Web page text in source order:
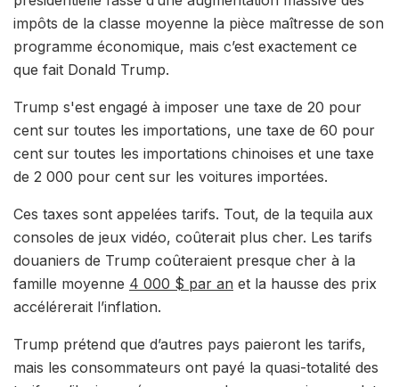
impôts de la classe moyenne la pièce maîtresse de son
programme économique, mais c’est exactement ce
que fait Donald Trump.
Trump s'est engagé à imposer une taxe de 20 pour
cent sur toutes les importations, une taxe de 60 pour
cent sur toutes les importations chinoises et une taxe
de 2 000 pour cent sur les voitures importées.
Ces taxes sont appelées tarifs. Tout, de la tequila aux
consoles de jeux vidéo, coûterait plus cher. Les tarifs
douaniers de Trump coûteraient presque cher à la
famille moyenne 4 000 $ par an et la hausse des prix
accélérerait l’inflation.
Trump prétend que d’autres pays paieront les tarifs,
mais les consommateurs ont payé la quasi-totalité des